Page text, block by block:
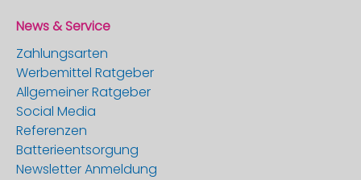
News & Service
Zahlungsarten
Werbemittel Ratgeber
Allgemeiner Ratgeber
Social Media
Referenzen
Batterieentsorgung
Newsletter Anmeldung